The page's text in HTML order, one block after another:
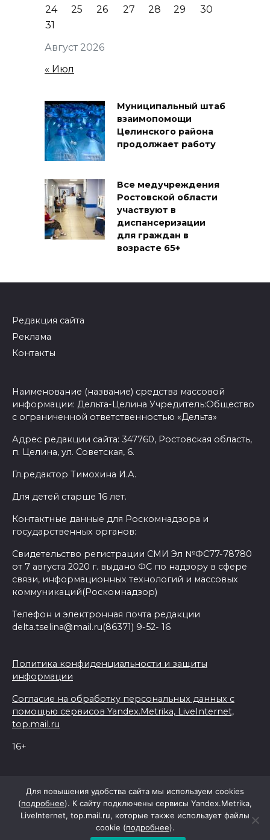
Август 2026
24
25 26 27 28 29
30
31
« Июл
Муниципальный штаб
взаимопомощи
Целинского района
продолжает работу
Все медучреждения
Ростовской области
участвуют в
диспансеризации
для граждан в
возрасте 65+
Редакция сайта
Реклама
Контакты
Наименование (название) средства массовой
информации: Дельта-Целина Учредитель:Общество
с ограниченной ответственностью «Дельта»
Адрес редакции сайта: 347760, Ростовская область,
п. Целина, ул. Советская, 6.
Гл.редактор Тимохина И.А.
Для детей старше 16 лет.
Контактные данные для Роскомнадзора и
государственных органов:
Свидетельство регистрации СМИ Эл №ФС77-78780
от 7 августа 2020 г. выдано ФС по надзору в сфере
связи, информационных технологий и массовых
коммуникаций(Роскомнадзор)
Телефон и электронная почта редакции
delta.tselina@mail.ru(86371) 9-52- 16
Политика конфиденциальности и защиты
информации
Согласие на обработку персональных данных с
помощью сервисов Yandex.Metrika, LiveInternet,
top.mail.ru
16+
При поддержке Правительства Ростовской области
Для повышения удобства сайта мы используем cookies
(подробнее). К сайту подключены сервисы Yandex.Metrika,
LiveInternet, top.mail.ru, которые также использует файлы
cookie (подробнее).